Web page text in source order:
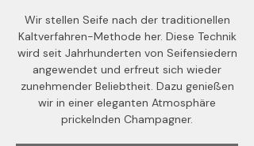
Wir stellen Seife nach der traditionellen
Kaltverfahren-Methode her. Diese Technik
wird seit Jahrhunderten von Seifensiedern
angewendet und erfreut sich wieder
zunehmender Beliebtheit. Dazu genießen
wir in einer eleganten Atmosphäre
prickelnden Champagner.